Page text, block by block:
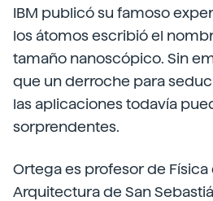
IBM publicó su famoso
los átomos escribió el
tamaño nanoscópico. Sin
que un derroche para
las aplicaciones todavía
sorprendentes.
Ortega es profesor de Física
Arquitectura de San